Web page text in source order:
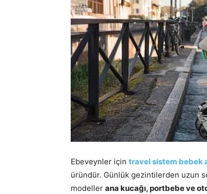
Ebeveynler için travel sistem bebek
üründür. Günlük gezintilerden uzun
modeller ana kucağı, portbebe ve